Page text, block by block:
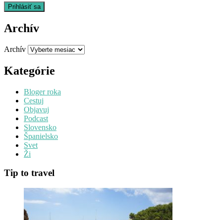
Archív
Archív
Kategórie
Bloger roka
Cestuj
Objavuj
Podcast
Slovensko
Španielsko
Svet
Ži
Tip to travel